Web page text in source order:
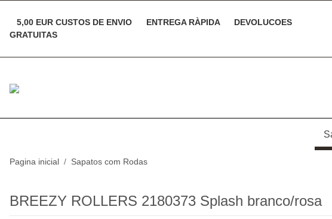
5,00 EUR CUSTOS DE ENVIO ENTREGA RÀPIDA
DEVOLUCOES
GRATUITAS
Pagina inicial Sapatos com Rodas
BREEZY ROLLERS 2180373 Splash branco/rosa